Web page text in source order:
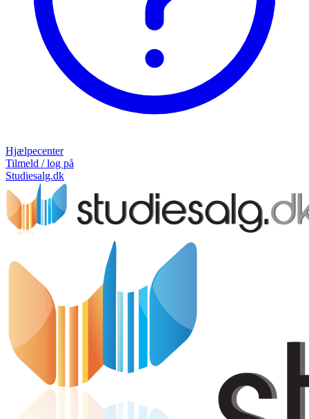
Hjælpecenter
Tilmeld / log på
Studiesalg.dk